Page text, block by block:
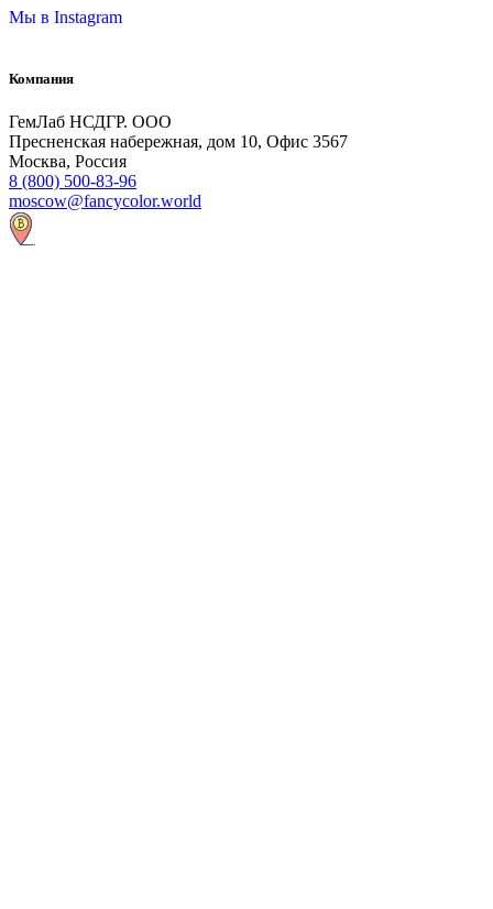
Мы в Instagram
Компания
ГемЛаб НСДГР. ООО
Пресненская набережная, дом 10, Офис 3567
Москва, Россия
8 (800) 500-83-96
moscow@fancycolor.world